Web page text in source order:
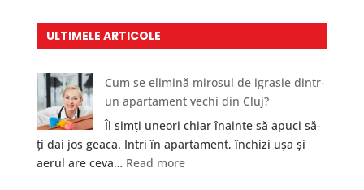
ULTIMELE ARTICOLE
Cum se elimină mirosul de igrasie dintr-
un apartament vechi din Cluj?
Îl simți uneori chiar înainte să apuci să-
ți dai jos geaca. Intri în apartament, închizi ușa și
aerul are ceva… Read more: